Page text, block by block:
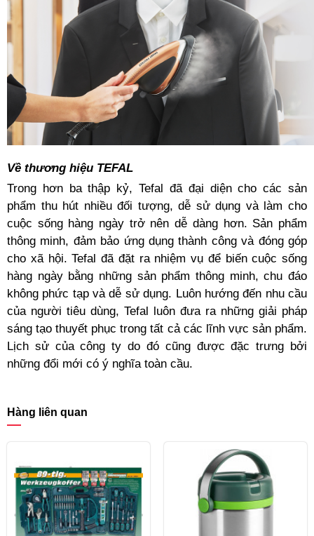
Về thương hiệu TEFAL
Trong hơn ba thập kỷ, Tefal đã đại diện cho các sản
phẩm thu hút nhiều đối tượng, dễ sử dụng và làm cho
cuộc sống hàng ngày trở nên dễ dàng hơn. Sản phẩm
thông minh, đảm bảo ứng dụng thành công và đóng góp
cho xã hội. Tefal đã đặt ra nhiệm vụ để biến cuộc sống
hàng ngày bằng những sản phẩm thông minh, chu đáo
không phức tạp và dễ sử dụng. Luôn hướng đến nhu cầu
của người tiêu dùng, Tefal luôn đưa ra những giải pháp
sáng tạo thuyết phục trong tất cả các lĩnh vực sản phẩm.
Lịch sử của công ty do đó cũng được đặc trưng bởi
những đổi mới có ý nghĩa toàn cầu.
Hàng liên quan